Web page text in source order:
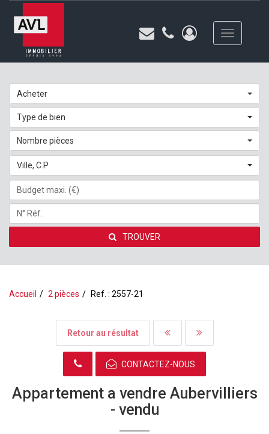
Toggle
navigation
Acheter
Type de bien
Nombre pièces
Ville, C.P
TROUVER
Accueil 2 pièces Ref. : 2557-21
Retour au résultat
CONTACTEZ-NOUS
Appartement a vendre Aubervilliers
- vendu